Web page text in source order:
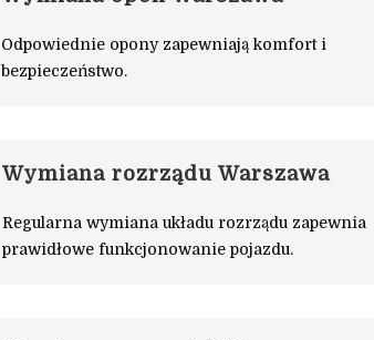
Odpowiednie opony zapewniają komfort i
bezpieczeństwo.
Wymiana rozrządu Warszawa
Regularna wymiana układu rozrządu zapewnia
prawidłowe funkcjonowanie pojazdu.